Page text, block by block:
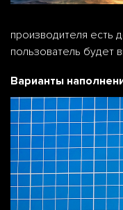
производителя есть
пользователь будет
Варианты